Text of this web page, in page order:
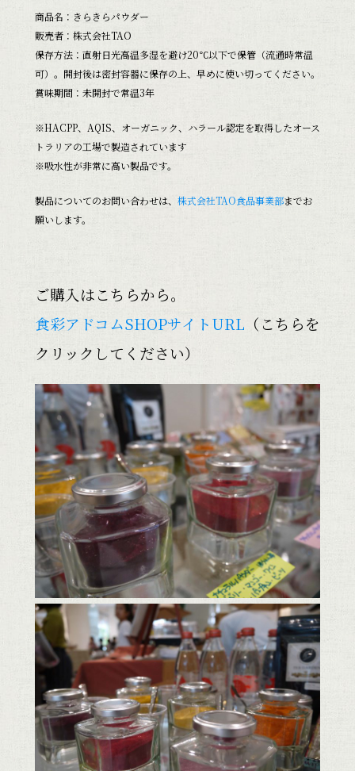
商品名：きらきらパウダー
販売者：株式会社TAO
保存方法：直射日光高温多湿を避け20℃以下で保管（流通時常温
可）。開封後は密封容器に保存の上、早めに使い切ってください。
賞味期間：未開封で常温3年
※HACPP、AQIS、オーガニック、ハラール認定を取得したオース
トラリアの工場で製造されています
※吸水性が非常に高い製品です。
製品についてのお問い合わせは、 株式会社TAO食品事業部までお
願いします。
ご購入はこちらから。
食彩アドコムSHOPサイトURL （こちらを
クリックしてください）